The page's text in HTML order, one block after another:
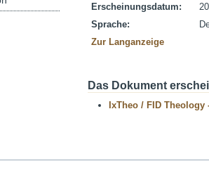
Erscheinungsdatum:
Sprache:
Zur Langanzeige
Das Dokument
IxTheo / FID Theology